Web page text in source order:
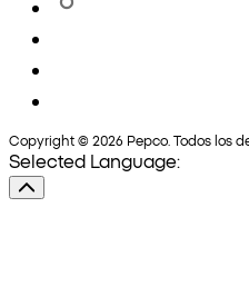
Copyright © 2026 Pepco. Todos los
Selected Language: